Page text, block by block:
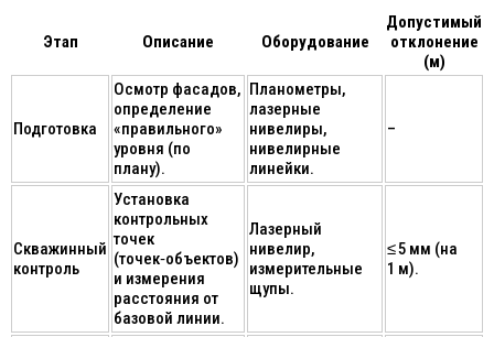
Этап Описание Оборудование
Допустимый
отклонение
(м)
Подготовка
Осмотр фасадов,
определение
«правильного»
уровня (по
плану).
Планометры,
лазерные
нивелиры,
нивелирные
линейки.
–
Скважинный
контроль
Установка
контрольных
точек
(точек‑объектов)
и измерения
расстояния от
базовой линии.
Лазерный
нивелир,
измерительные
щупы.
≤ 5 мм (на
1 м).